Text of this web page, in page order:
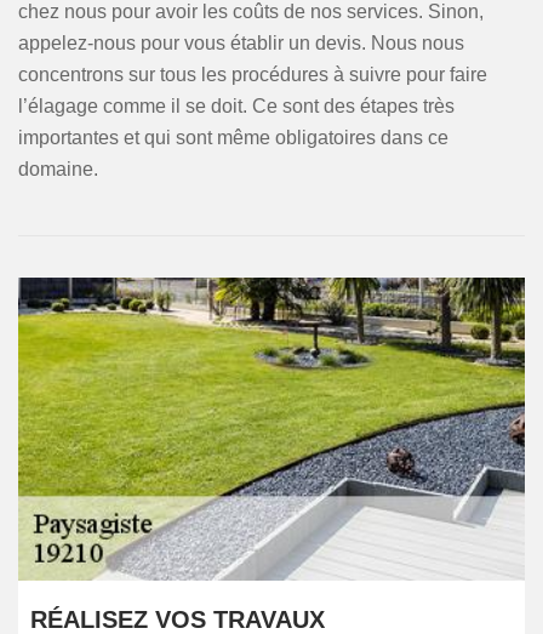
chez nous pour avoir les coûts de nos services. Sinon,
appelez-nous pour vous établir un devis. Nous nous
concentrons sur tous les procédures à suivre pour faire
l’élagage comme il se doit. Ce sont des étapes très
importantes et qui sont même obligatoires dans ce
domaine.
RÉALISEZ VOS TRAVAUX